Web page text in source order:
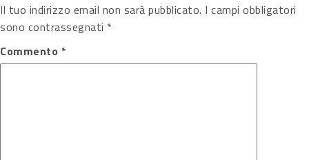
Il tuo indirizzo email non sarà pubblicato. I campi obbligatori
sono contrassegnati *
Commento *